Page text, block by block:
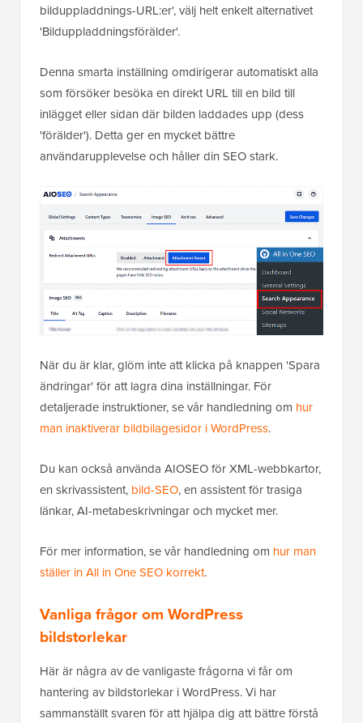
bilduppladdnings-URL:er', välj helt enkelt alternativet
'Bilduppladdningsförälder'.
Denna smarta inställning omdirigerar automatiskt alla
som försöker besöka en direkt URL till en bild till
inlägget eller sidan där bilden laddades upp (dess
'förälder'). Detta ger en mycket bättre
användarupplevelse och håller din SEO stark.
När du är klar, glöm inte att klicka på knappen 'Spara
ändringar' för att lagra dina inställningar. För
detaljerade instruktioner, se vår handledning om hur
man inaktiverar bildbilagesidor i WordPress.
Du kan också använda AIOSEO för XML-webbkartor,
en skrivassistent, bild-SEO, en assistent för trasiga
länkar, AI-metabeskrivningar och mycket mer.
För mer information, se vår handledning om hur man
ställer in All in One SEO korrekt.
Vanliga frågor om WordPress
bildstorlekar
Här är några av de vanligaste frågorna vi får om
hantering av bildstorlekar i WordPress. Vi har
sammanställt svaren för att hjälpa dig att bättre förstå